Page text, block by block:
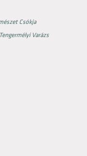
Csókja
Tengermélyi Varázs